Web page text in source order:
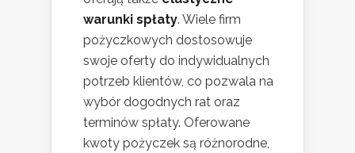
warunki spłaty. Wiele firm
pożyczkowych dostosowuje
swoje oferty do indywidualnych
potrzeb klientów, co pozwala na
wybór dogodnych rat oraz
terminów spłaty. Oferowane
kwoty pożyczek są różnorodne,